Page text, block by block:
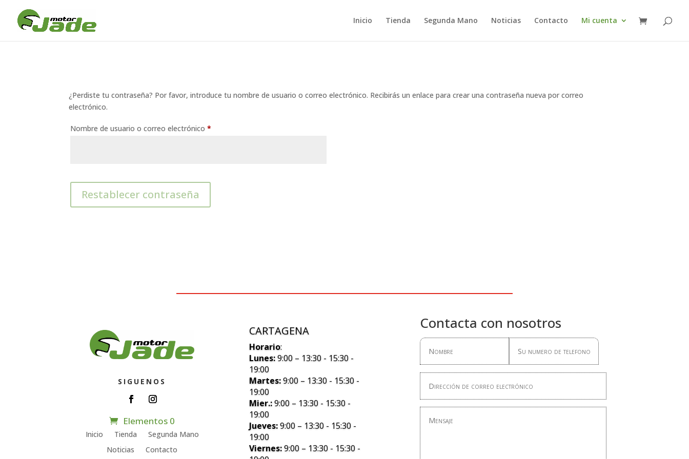
Inicio Tienda Segunda Mano Noticias Contacto Mi cuenta
¿Perdiste tu contraseña? Por favor, introduce tu nombre de usuario o correo electrónico. Recibirás un enlace para crear una contraseña nueva por correo
electrónico.
Nombre de usuario o correo electrónico*
Restablecer contraseña
SIGUENOS
Elementos 0
Inicio Tienda
Segunda Mano
Noticias
Contacto
CARTAGENA
Horario:
Lunes:9:00 – 13:30 - 15:30 -
19:00
Martes:9:00 – 13:30 - 15:30 -
19:00
Mier.:9:00 – 13:30 - 15:30 -
19:00
Jueves:9:00 – 13:30 - 15:30 -
19:00
Viernes:9:00 – 13:30 - 15:30 -
Contacta con nosotros